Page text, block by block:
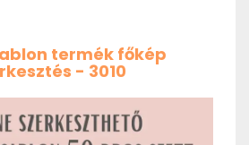
termék főkép
- 3010